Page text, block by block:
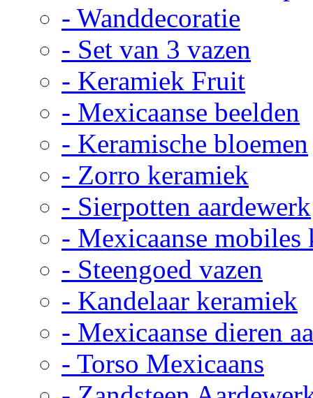
- Wanddecoratie
- Set van 3 vazen
- Keramiek Fruit
- Mexicaanse beelden
- Keramische bloemen
- Zorro keramiek
- Sierpotten aardewerk
- Mexicaanse mobiles
- Steengoed vazen
- Kandelaar keramiek
- Mexicaanse dieren
- Torso Mexicaans